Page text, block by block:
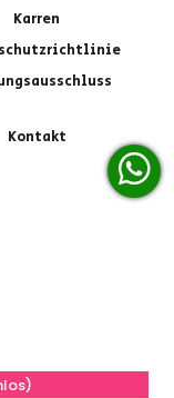
Karren
Kontakt